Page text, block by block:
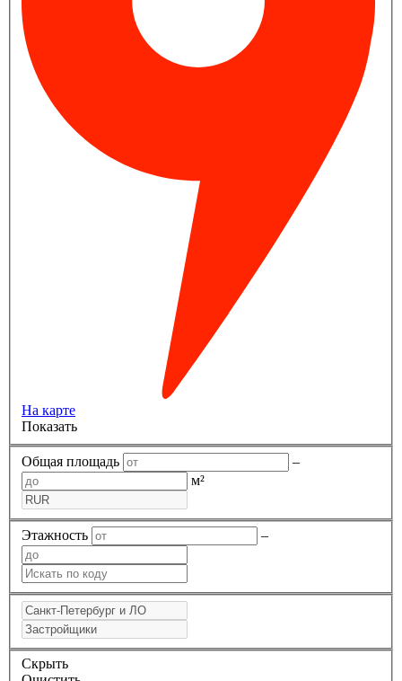
На карте
Показать
Общая площадь
–
м²
Этажность –
Скрыть